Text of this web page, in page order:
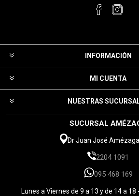
INFORMACIÓN
MI CUENTA
NUESTRAS
SUCURSAL
Dr Juan José
2204 1091
095 468 169
Lunes a Viernes de 9 a 13 y de 14 a 18